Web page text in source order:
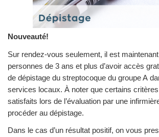
Nouveauté!
Sur rendez-vous seulement, il est
personnes de 3 ans et plus d’avoir accès
de dépistage du streptocoque du groupe A
services locaux. À noter que certains
satisfaits lors de l’évaluation par une
procéder au dépistage.
Dans le cas d’un résultat positif, on vous